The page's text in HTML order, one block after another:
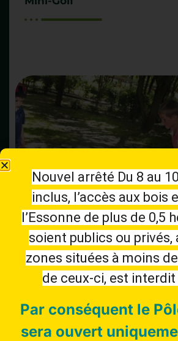
Piscine à vagues
Nouvel arrêté Du 8 au
inclus, l’accès aux bois
l’Essonne de plus de 0,5
soient publics ou privés,
zones situées à moins
de ceux-ci, est interdit
Par conséquent le
sera ouvert